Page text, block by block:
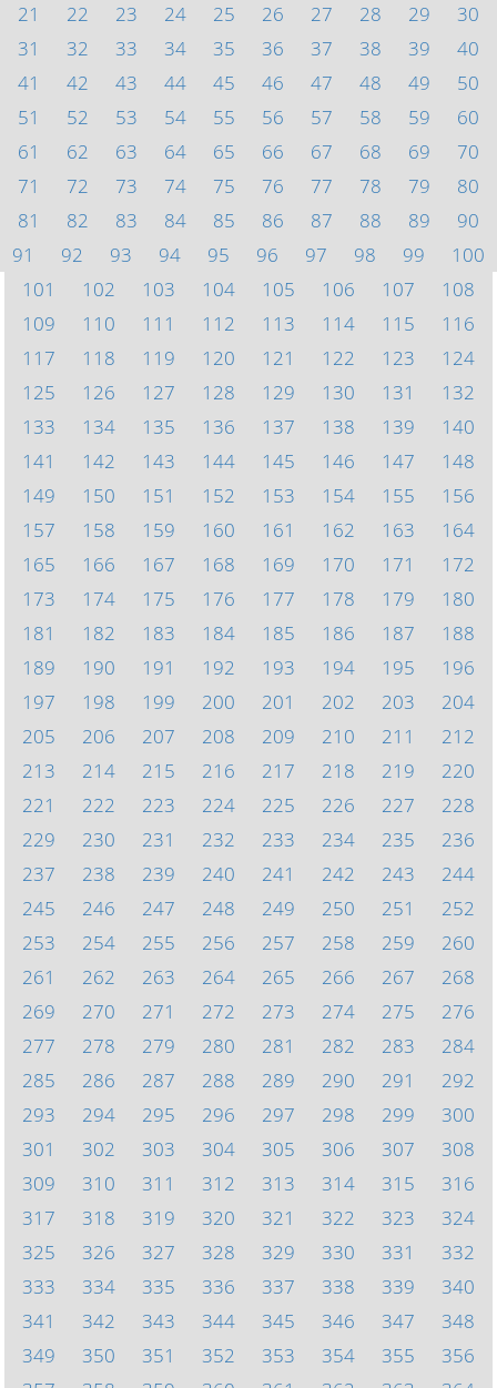
21
22 23 24 25 26 27 28 29
30
31
32 33 34 35 36 37 38 39
40
41
42 43 44 45 46 47 48 49
50
51
52 53 54 55 56 57 58 59
60
61
62 63 64 65 66 67 68 69
70
71
72 73 74 75 76 77 78 79
80
81
82 83 84 85 86 87 88 89
90
91
92 93 94 95 96 97 98 99
100
101
102 103 104 105 106 107
108
109
110 111 112 113 114 115
116
117
118 119 120 121 122 123
124
125
126 127 128 129 130 131
132
133
134 135 136 137 138 139
140
141
142 143 144 145 146 147
148
149
150 151 152 153 154 155
156
157
158 159 160 161 162 163
164
165
166 167 168 169 170 171
172
173
174 175 176 177 178 179
180
181
182 183 184 185 186 187
188
189
190 191 192 193 194 195
196
197
198 199 200 201 202 203
204
205
206 207 208 209 210 211
212
213
214 215 216 217 218 219
220
221
222 223 224 225 226 227
228
229
230 231 232 233 234 235
236
237
238 239 240 241 242 243
244
245
246 247 248 249 250 251
252
253
254 255 256 257 258 259
260
261
262 263 264 265 266 267
268
269
270 271 272 273 274 275
276
277
278 279 280 281 282 283
284
285
286 287 288 289 290 291
292
293
294 295 296 297 298 299
300
301
302 303 304 305 306 307
308
309
310 311 312 313 314 315
316
317
318 319 320 321 322 323
324
325
326 327 328 329 330 331
332
333
334 335 336 337 338 339
340
341
342 343 344 345 346 347
348
349
350 351 352 353 354 355
356